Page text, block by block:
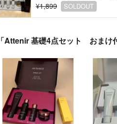
¥1,899
SOLDOUT
「Attenir 基礎4点セット おまけ